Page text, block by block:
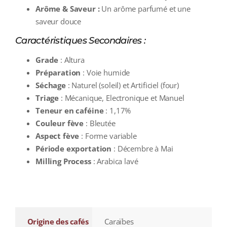
Arôme & Saveur : Un arôme parfumé et une
saveur douce
Caractéristiques Secondaires :
Grade : Altura
Préparation : Voie humide
Séchage: Naturel (soleil) et Artificiel (four)
Triage : Mécanique, Electronique et Manuel
Teneur en caféine: 1,17%
Couleur fève : Bleutée
Aspect fève : Forme variable
Période exportation : Décembre à Mai
Milling Process: Arabica lavé
Origine des cafés Caraïbes